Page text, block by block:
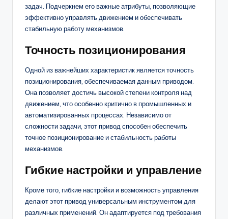
задач. Подчеркнем его важные атрибуты, позволяющие
эффективно управлять движением и обеспечивать
стабильную работу механизмов.
Точность позиционирования
Одной из важнейших характеристик является точность
позиционирования, обеспечиваемая данным приводом.
Она позволяет достичь высокой степени контроля над
движением, что особенно критично в промышленных и
автоматизированных процессах. Независимо от
сложности задачи, этот привод способен обеспечить
точное позиционирование и стабильность работы
механизмов.
Гибкие настройки и управление
Кроме того, гибкие настройки и возможность управления
делают этот привод универсальным инструментом для
различных применений. Он адаптируется под требования